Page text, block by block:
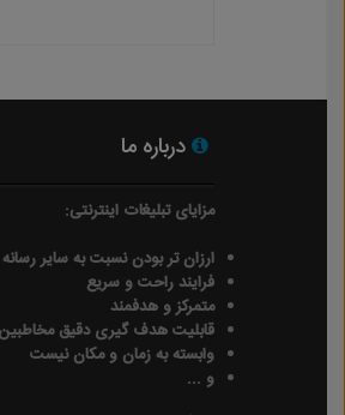
درباره ما
مزایای تبلیغات اینترنتی:
ارزان تر بودن نسبت به سایر
فرایند راحت و سریع
متمرکز و هدفمند
قابلیت هدف گیری دقیق
وابسته به زمان و مکان نیست
و ...